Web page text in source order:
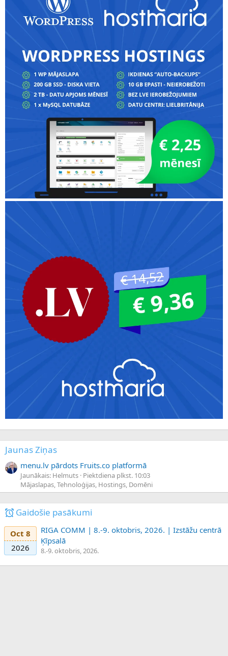
Jaunas Ziņas
menu.lv pārdots Fruits.co platformā
Jaunākais: Helmuts Piektdiena plkst. 10:03
Mājaslapas, Tehnoloģijas, Hostings, Domēni
Gaidošie pasākumi
Oct 8
2026
RIGA COMM | 8.-9. oktobris, 2026. | Izstāžu centrā
Ķīpsalā
8.-9. oktobris, 2026.